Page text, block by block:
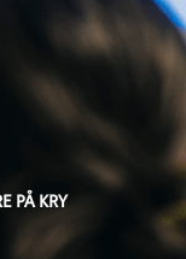
PÅ KRY